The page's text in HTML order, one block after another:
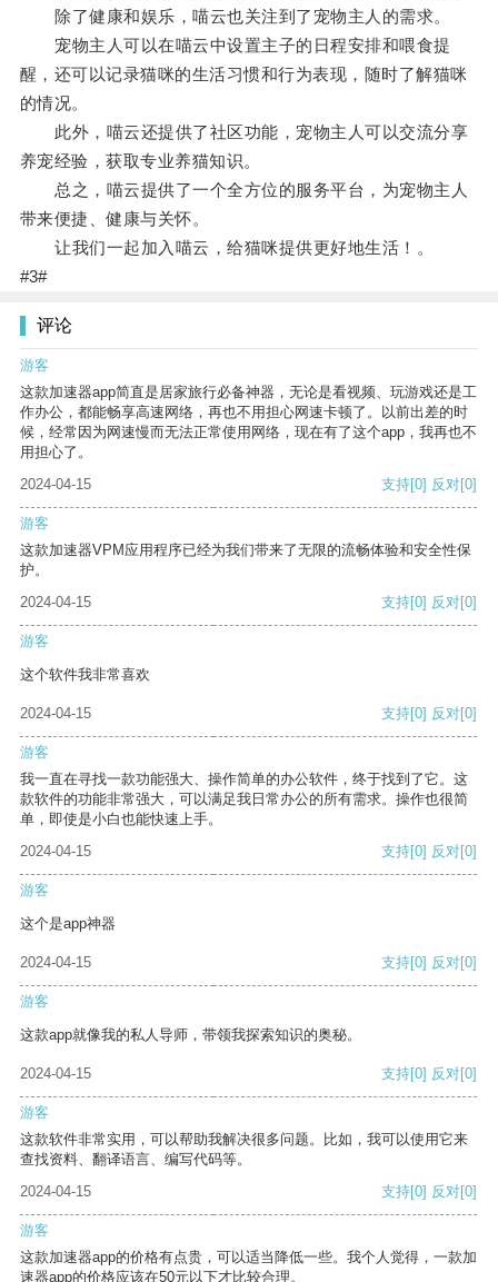
除了健康和娱乐，喵云也关注到了宠物主人的需求。
宠物主人可以在喵云中设置主子的日程安排和喂食提
醒，还可以记录猫咪的生活习惯和行为表现，随时了解猫咪
的情况。
此外，喵云还提供了社区功能，宠物主人可以交流分享
养宠经验，获取专业养猫知识。
总之，喵云提供了一个全方位的服务平台，为宠物主人
带来便捷、健康与关怀。
让我们一起加入喵云，给猫咪提供更好地生活！。
#3#
评论
游客
这款加速器app简直是居家旅行必备神器，无论是看视频、玩游戏还是工
作办公，都能畅享高速网络，再也不用担心网速卡顿了。以前出差的时
候，经常因为网速慢而无法正常使用网络，现在有了这个app，我再也不
用担心了。
2024-04-15
支持[0] 反对[0]
游客
这款加速器VPM应用程序已经为我们带来了无限的流畅体验和安全性保
护。
2024-04-15
支持[0] 反对[0]
游客
这个软件我非常喜欢
2024-04-15 支持[0] 反对[0]
游客
我一直在寻找一款功能强大、操作简单的办公软件，终于找到了它。这
款软件的功能非常强大，可以满足我日常办公的所有需求。操作也很简
单，即使是小白也能快速上手。
2024-04-15
支持[0] 反对[0]
游客
这个是app神器
2024-04-15 支持[0] 反对[0]
游客
这款app就像我的私人导师，带领我探索知识的奥秘。
2024-04-15 支持[0] 反对[0]
游客
这款软件非常实用，可以帮助我解决很多问题。比如，我可以使用它来
查找资料、翻译语言、编写代码等。
2024-04-15
支持[0] 反对[0]
游客
这款加速器app的价格有点贵，可以适当降低一些。我个人觉得，一款加
速器app的价格应该在50元以下才比较合理。